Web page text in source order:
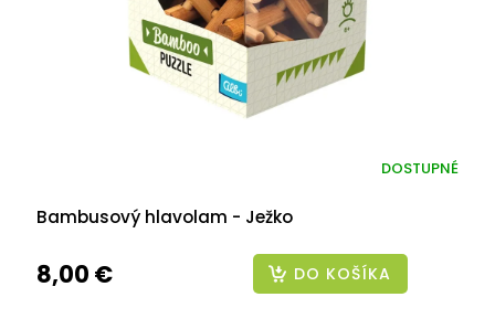
Bambusový hlavolam - Ježko
DOSTUPNÉ
8,00 € DO KOŠÍKA